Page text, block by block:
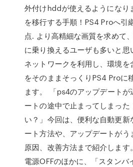
外付けhddが使えるようになり
を移行する手順！PS4 Proへ引
点. より高精細な画質を求めて
に乗り換えるユーザも多いと思
ネットワークを利用し、環境を
をそのままそっくりPS4 Proに
ます。 「ps4のアップデート
ートの途中で止まってしまった
い？」今回は、便利な自動更
ート方法や、アップデートが
原因、改善方法まで紹介しま
電源OFFのほかに、「スタンバ